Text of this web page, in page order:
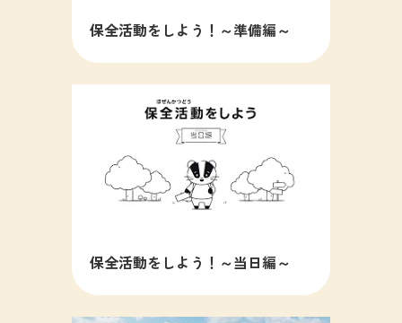
保全活動をしよう！～準備編～
保全活動をしよう！～当日編～